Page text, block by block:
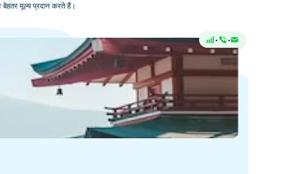
बेहतर मूल्य प्रदान करते हैं।
· ·